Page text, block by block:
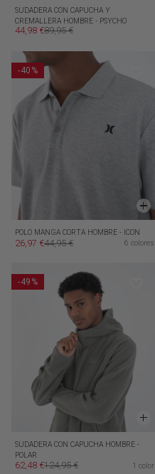
SUDADERA CON CAPUCHA Y
CREMALLERA HOMBRE - PSYCHO
Precio de oferta
44,98 €Precio habitual
89,95 €
-40%
POLO MANGA CORTA HOMBRE - ICON
Precio de oferta
26,97 €Precio habitual
44,95 € 6 colores
-49%
SUDADERA CON CAPUCHA HOMBRE -
POLAR
Precio de oferta
62,48 €Precio habitual
124,95 € 1 color